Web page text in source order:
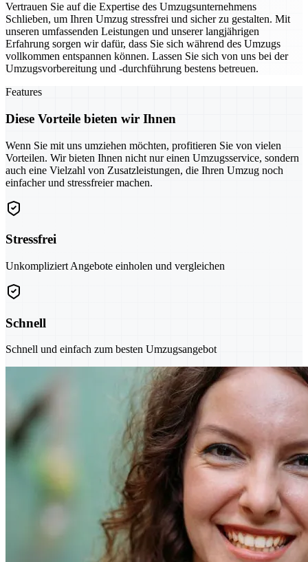
Vertrauen Sie auf die Expertise des Umzugsunternehmens
Schlieben, um Ihren Umzug stressfrei und sicher zu gestalten. Mit
unseren umfassenden Leistungen und unserer langjährigen
Erfahrung sorgen wir dafür, dass Sie sich während des Umzugs
vollkommen entspannen können. Lassen Sie sich von uns bei der
Umzugsvorbereitung und -durchführung bestens betreuen.
Features
Diese Vorteile bieten wir Ihnen
Wenn Sie mit uns umziehen möchten, profitieren Sie von vielen
Vorteilen. Wir bieten Ihnen nicht nur einen Umzugsservice, sondern
auch eine Vielzahl von Zusatzleistungen, die Ihren Umzug noch
einfacher und stressfreier machen.
Stressfrei
Unkompliziert Angebote einholen und vergleichen
Schnell
Schnell und einfach zum besten Umzugsangebot